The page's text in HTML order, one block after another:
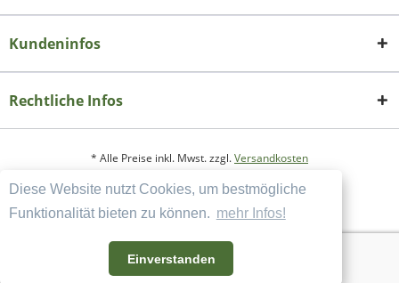
Diese Website nutzt Cookies, um bestmögliche
Funktionalität bieten zu können. mehr Infos!
Einverstanden
Kundeninfos
Rechtliche Infos
* Alle Preise inkl. Mwst. zzgl.Versandkosten
Copyright
Datenschutzerklärung
Widerrufsbelehrung und Muster-Widerrufsformular
AGB und Kundeninformation